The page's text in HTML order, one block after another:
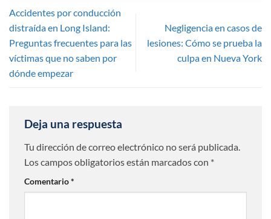
Accidentes por conducción
distraída en Long Island:
Preguntas frecuentes para las
víctimas que no saben por
dónde empezar
Negligencia en casos de
lesiones: Cómo se prueba la
culpa en Nueva York
Deja una respuesta
Tu dirección de correo electrónico no será publicada.
Los campos obligatorios están marcados con *
Comentario*